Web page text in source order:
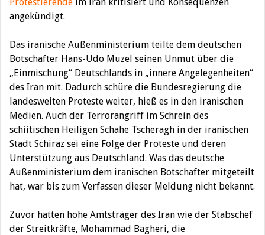
angekündigt.
Das iranische Außenministerium teilte dem deutschen
Botschafter Hans-Udo Muzel seinen Unmut über die
„Einmischung“ Deutschlands in „innere Angelegenheiten“
des Iran mit. Dadurch schüre die Bundesregierung die
landesweiten Proteste weiter, hieß es in den iranischen
Medien. Auch der Terrorangriff im Schrein des
schiitischen Heiligen Schahe Tscheragh in der iranischen
Stadt Schiraz sei eine Folge der Proteste und deren
Unterstützung aus Deutschland. Was das deutsche
Außenministerium dem iranischen Botschafter mitgeteilt
hat, war bis zum Verfassen dieser Meldung nicht bekannt.
Zuvor hatten hohe Amtsträger des Iran wie der Stabschef
der Streitkräfte, Mohammad Bagheri, die